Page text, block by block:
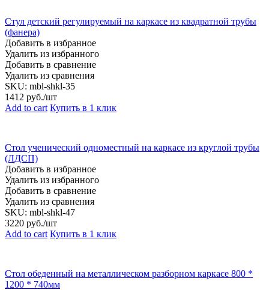
Стул детский регулируемый на каркасе из квадратной трубы
(фанера)
Добавить в избранное
Удалить из избранного
Добавить в сравнение
Удалить из сравнения
SKU: mbl-shkl-35
1412 руб./шт
Add to cart Купить в 1 клик
Стол ученический одноместный на каркасе из круглой трубы
(ЛДСП)
Добавить в избранное
Удалить из избранного
Добавить в сравнение
Удалить из сравнения
SKU: mbl-shkl-47
3220 руб./шт
Add to cart Купить в 1 клик
Стол обеденный на металлическом разборном каркасе 800 *
1200 * 740мм